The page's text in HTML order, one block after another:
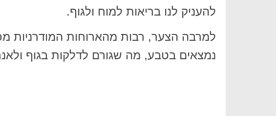
להעניק לנו בריאות למוח ולגוף.
למרבה הצער, רבות מהארוחות המודרניות
נמצאים בטבע, מה שגורם לדלקות בגוף